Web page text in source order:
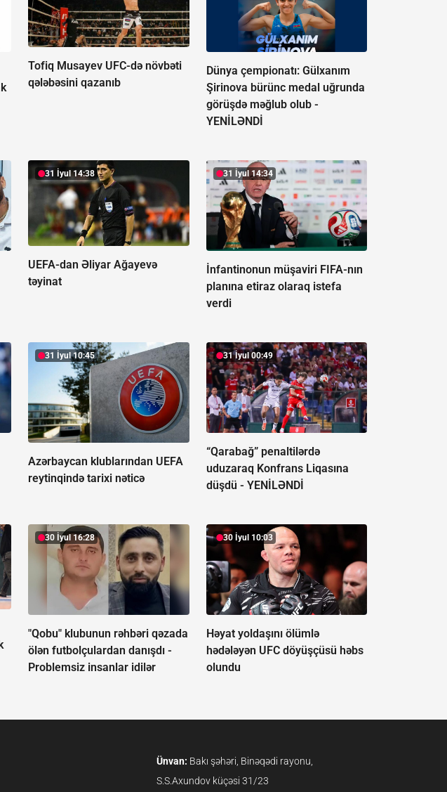
Tofiq Musayev UFC-də növbəti
qələbəsini qazanıb
Dünya çempionatı: Gülxanım
Şirinova bürünc medal uğrunda
görüşdə məğlub olub -
YENİLƏNDİ
31 İyul 14:38
UEFA-dan Əliyar Ağayevə
təyinat
31 İyul 14:34
İnfantinonun müşaviri FIFA-nın
planına etiraz olaraq istefa
verdi
31 İyul 10:45
Azərbaycan klublarından UEFA
reytinqində tarixi nəticə
31 İyul 00:49
“Qarabağ” penaltilərdə
uduzaraq Konfrans Liqasına
düşdü - YENİLƏNDİ
30 İyul 16:28
"Qobu" klubunun rəhbəri qəzada
ölən futbolçulardan danışdı -
Problemsiz insanlar idilər
30 İyul 10:03
Həyat yoldaşını ölümlə
hədələyən UFC döyüşçüsü həbs
olundu
Ünvan: Bakı şəhəri, Binəqədi rayonu,
S.S.Axundov küçəsi 31/23